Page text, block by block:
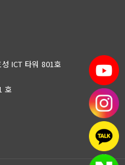
ICT 타워 801호
호